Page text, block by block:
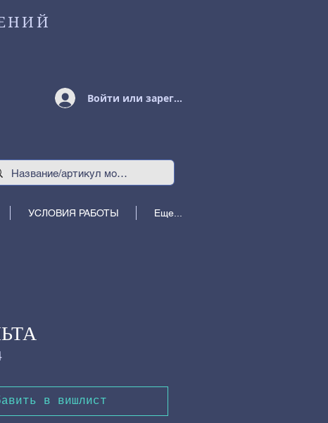
Войти или зарегистрироваться
УСЛОВИЯ РАБОТЫ Еще...
в вишлист